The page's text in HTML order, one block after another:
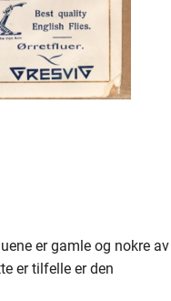
er gamle og nokre av
er tilfelle er den